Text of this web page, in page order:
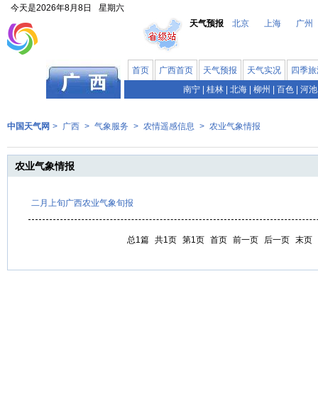
今天是2026年8月8日
星期六
天气预报
北京 上海 广州
首页 广西首页 天气预报 天气实况
四季
南宁
桂林 北海 柳州 百色 河池
中国天气网 > 广西 > 气象服务 > 农情遥感信息 > 农业气象情报
农业气象情报
二月上旬广西农业气象旬报
总1篇 共1页 第1页 首页 前一页 后一页 末页